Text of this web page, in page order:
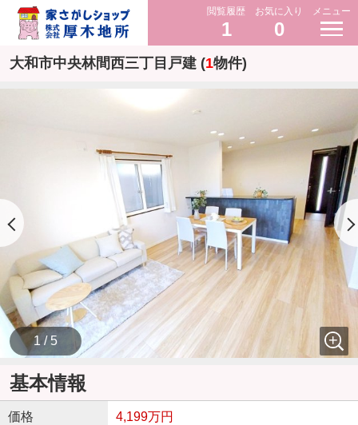
閲覧履歴
1
お気に入り
0
メニュー
大和市中央林間西三丁目戸建 (1物件)
1 / 5
基本情報
価格 4,199万円